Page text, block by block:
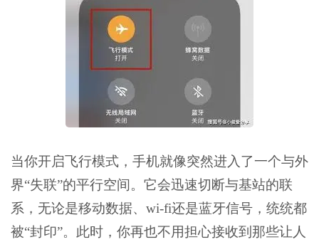
当你开启飞行模式，手机就像突然进入了一个与外
界“失联”的平行空间。它会迅速切断与基站的联
系，无论是移动数据、wi-fi还是蓝牙信号，统统都
被“封印”。此时，你再也不用担心接收到那些让人